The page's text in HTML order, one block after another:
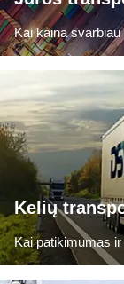
Kai kaina
Kelių
Kai patikimumas